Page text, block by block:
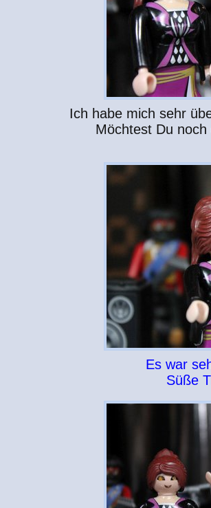
Ich habe mich sehr
Möchtest Du
Es war
Süße